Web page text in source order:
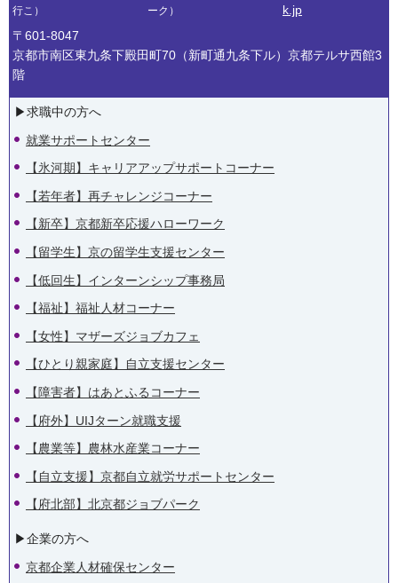
行こ）
ーク）
k.jp
〒601-8047
京都市南区東九条下殿田町70（新町通九条下ル）京都テルサ西館3
階
▶︎求職中の方へ
就業サポートセンター
【氷河期】キャリアアップサポートコーナー
【若年者】再チャレンジコーナー
【新卒】京都新卒応援ハローワーク
【留学生】京の留学生支援センター
【低回生】インターンシップ事務局
【福祉】福祉人材コーナー
【女性】マザーズジョブカフェ
【ひとり親家庭】自立支援センター
【障害者】はあとふるコーナー
【府外】UIJターン就職支援
【農業等】農林水産業コーナー
【自立支援】京都自立就労サポートセンター
【府北部】北京都ジョブパーク
▶︎企業の方へ
京都企業人材確保センター